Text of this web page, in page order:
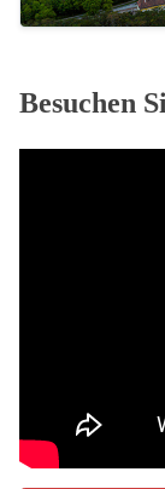
Besuchen